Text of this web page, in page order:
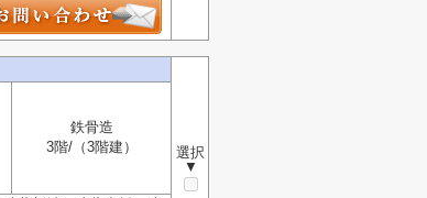
選択
▼
鉄骨造
3階/（3階建）